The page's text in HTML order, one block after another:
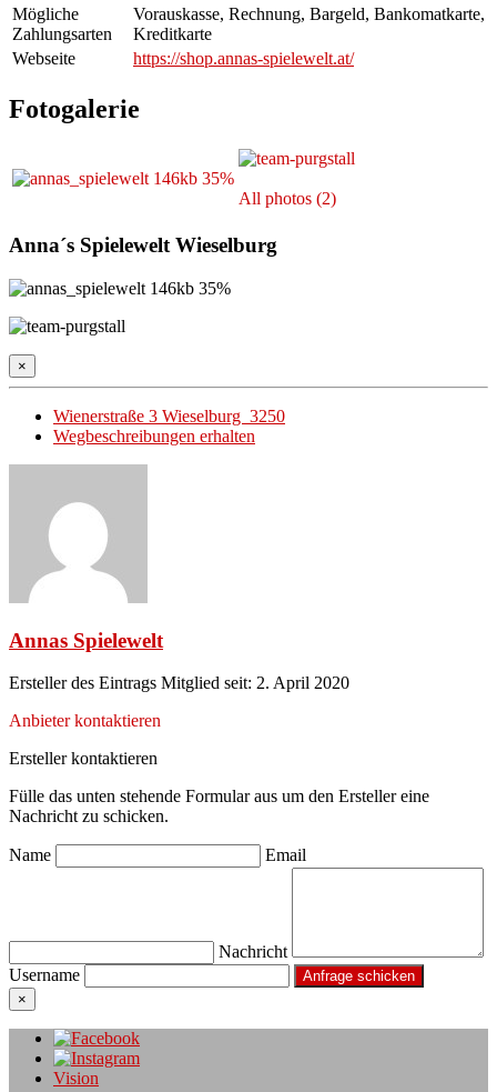
Mögliche
Zahlungsarten
Vorauskasse, Rechnung, Bargeld, Bankomatkarte,
Kreditkarte
Webseite
https://shop.annas-spielewelt.at/
Fotogalerie
All photos (2)
Anna´s Spielewelt Wieselburg
×
Wienerstraße 3 Wieselburg 3250
Wegbeschreibungen erhalten
Annas Spielewelt
Ersteller des Eintrags Mitglied seit: 2. April 2020
Anbieter kontaktieren
Ersteller kontaktieren
Fülle das unten stehende Formular aus um den Ersteller eine
Nachricht zu schicken.
Name Email
Nachricht
Username
×
Vision